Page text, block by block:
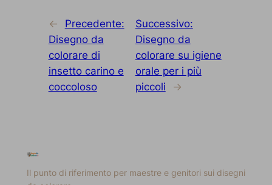
←
Precedente:
Disegno da
colorare di
insetto carino e
coccoloso
Successivo:
Disegno da
colorare su igiene
orale per i più
piccoli
→
Il punto di riferimento per maestre e genitori sui disegni